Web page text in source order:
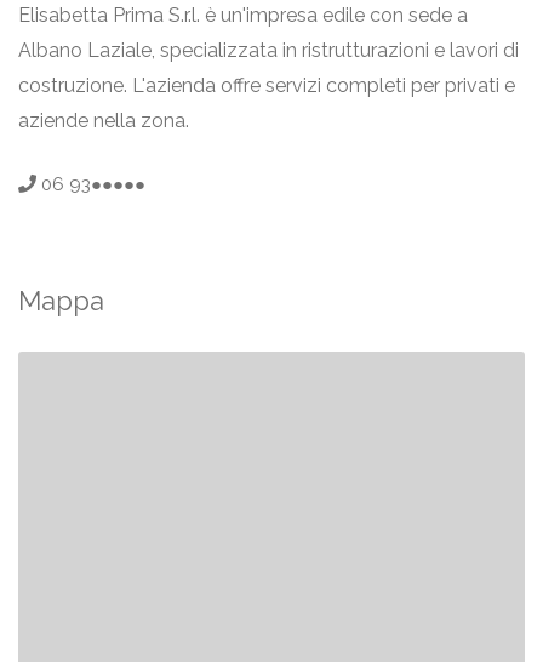
Elisabetta Prima S.r.l. è un'impresa edile con sede a
Albano Laziale, specializzata in ristrutturazioni e lavori di
costruzione. L'azienda offre servizi completi per privati e
aziende nella zona.
06 93●●●●●
Mappa